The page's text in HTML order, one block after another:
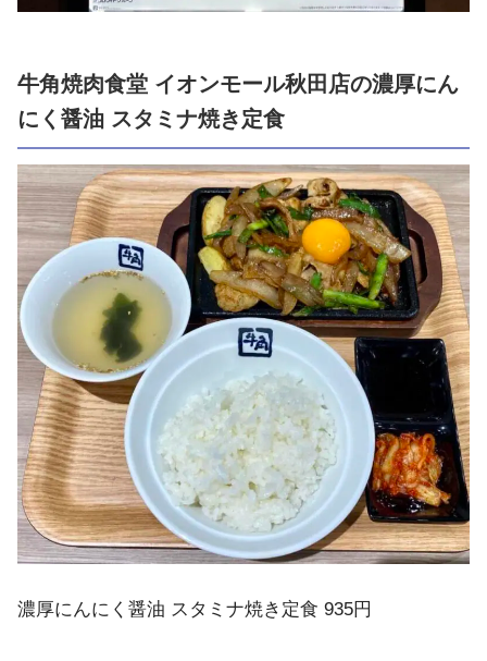
牛角焼肉食堂 イオンモール秋田店の濃厚にん
にく醤油 スタミナ焼き定食
濃厚にんにく醤油 スタミナ焼き定食 935円